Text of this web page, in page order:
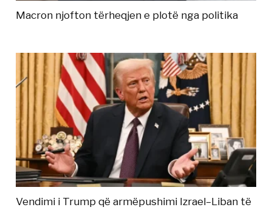
Macron njofton tërheqjen e plotë nga politika
Vendimi i Trump që armëpushimi Izrael–Liban të